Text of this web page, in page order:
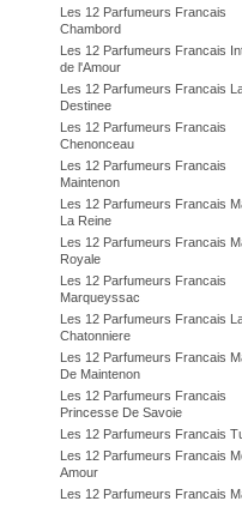
Les 12 Parfumeurs Francais
Chambord
Les 12 Parfumeurs Francais
de l'Amour
Les 12 Parfumeurs Francais
Destinee
Les 12 Parfumeurs Francais
Chenonceau
Les 12 Parfumeurs Francais
Maintenon
Les 12 Parfumeurs Francais
La Reine
Les 12 Parfumeurs Francais
Royale
Les 12 Parfumeurs Francais
Marqueyssac
Les 12 Parfumeurs Francais
Chatonniere
Les 12 Parfumeurs Francais
De Maintenon
Les 12 Parfumeurs Francais
Princesse De Savoie
Les 12 Parfumeurs Francais
Les 12 Parfumeurs Francais
Amour
Les 12 Parfumeurs Francais